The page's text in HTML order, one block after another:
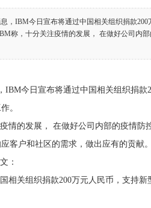
IBM今日宣布将通过中国相关组织捐款200
，十分关注疫情的发展， 在做好公司内部
今日宣布将通过中国相关组织捐款
。
的发展， 在做好公司内部的疫情防
客户和社区的需求，做出应有的贡献
：
关组织捐款200万元人民币，支持新